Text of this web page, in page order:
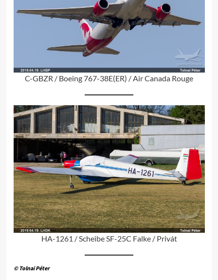
C-GBZR / Boeing 767-38E(ER) / Air Canada Rouge
HA-1261 / Scheibe SF-25C Falke / Privát
© Tolnai Péter